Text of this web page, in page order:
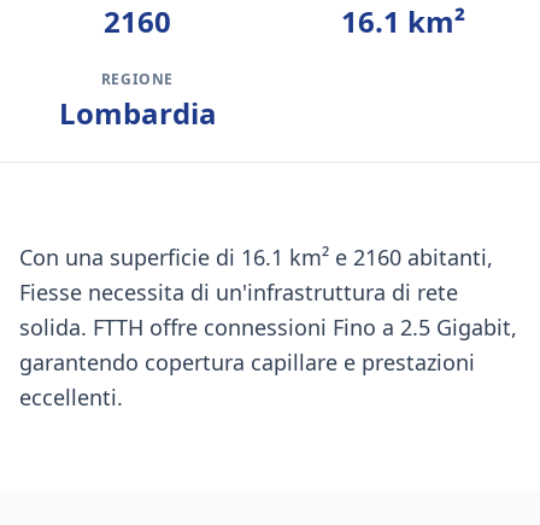
2160 16.1 km²
REGIONE
Lombardia
Con una superficie di 16.1 km² e 2160 abitanti,
Fiesse necessita di un'infrastruttura di rete
solida. FTTH offre connessioni Fino a 2.5 Gigabit,
garantendo copertura capillare e prestazioni
eccellenti.